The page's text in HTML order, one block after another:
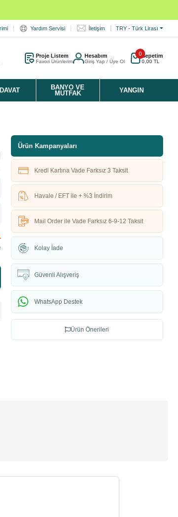
Yardım Servisi İletişim TRY - Türk Lirası
Proje Listem
Favori Ürünlerim
Hesabım
Giriş Yap / Üye Ol
0Sepetim
0,00 TL
BANYO VE
MUTFAK
YANGIN
Ürün Kampanyaları
Kredi Kartına Vade Farksız 3 Taksit
Havale / EFT ile + %3 İndirim
Mail Order ile Vade Farksız 6-9-12 Taksit
Kolay İade
Güvenli Alışveriş
WhatsApp Destek
Ürün Önerileri